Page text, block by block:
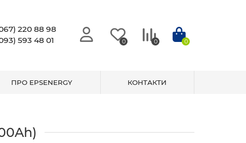
220 88 98
593 48 01
0 0 0
ПРО EPSENERGY КОНТАКТИ